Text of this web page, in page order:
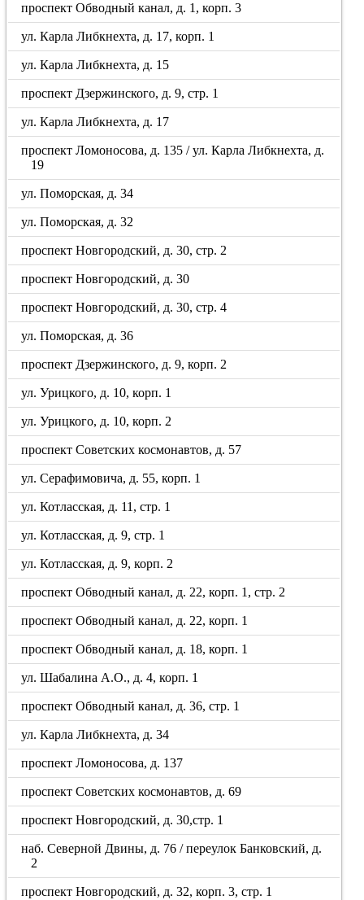
проспект Обводный канал, д. 1, корп. 3
ул. Карла Либкнехта, д. 17, корп. 1
ул. Карла Либкнехта, д. 15
проспект Дзержинского, д. 9, стр. 1
ул. Карла Либкнехта, д. 17
проспект Ломоносова, д. 135 / ул. Карла Либкнехта, д.
19
ул. Поморская, д. 34
ул. Поморская, д. 32
проспект Новгородский, д. 30, стр. 2
проспект Новгородский, д. 30
проспект Новгородский, д. 30, стр. 4
ул. Поморская, д. 36
проспект Дзержинского, д. 9, корп. 2
ул. Урицкого, д. 10, корп. 1
ул. Урицкого, д. 10, корп. 2
проспект Советских космонавтов, д. 57
ул. Серафимовича, д. 55, корп. 1
ул. Котласская, д. 11, стр. 1
ул. Котласская, д. 9, стр. 1
ул. Котласская, д. 9, корп. 2
проспект Обводный канал, д. 22, корп. 1, стр. 2
проспект Обводный канал, д. 22, корп. 1
проспект Обводный канал, д. 18, корп. 1
ул. Шабалина А.О., д. 4, корп. 1
проспект Обводный канал, д. 36, стр. 1
ул. Карла Либкнехта, д. 34
проспект Ломоносова, д. 137
проспект Советских космонавтов, д. 69
проспект Новгородский, д. 30,стр. 1
наб. Северной Двины, д. 76 / переулок Банковский, д.
2
проспект Новгородский, д. 32, корп. 3, стр. 1